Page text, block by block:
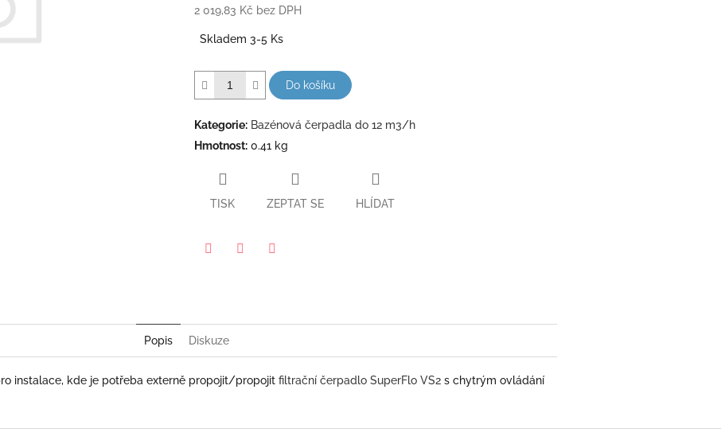
5,0
2 019,83 Kč bez DPH
cena:
Skladem 3-5 Ks
Do košíku
Kategorie: Bazénová čerpadla do 12 m3/h
Hmotnost: 0.41 kg
TISK ZEPTAT SE HLÍDAT
Popis Diskuze
instalace, kde je potřeba externě propojit/propojit filtrační čerpadlo SuperFlo VS2 s chytrým ovládání